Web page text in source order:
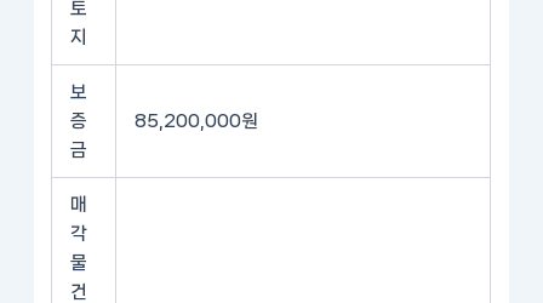
토
지
보
증
금
85,200,000원
매
각
물
건